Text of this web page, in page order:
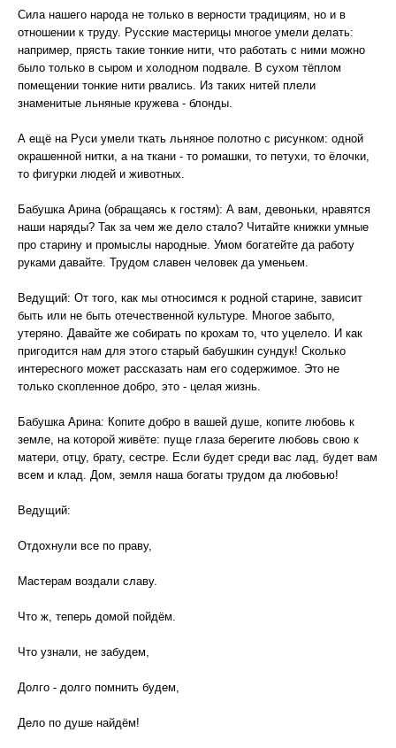
Сила нашего народа не только в верности традициям, но и в
отношении к труду. Русские мастерицы многое умели делать:
например, прясть такие тонкие нити, что работать с ними можно
было только в сыром и холодном подвале. В сухом тёплом
помещении тонкие нити рвались. Из таких нитей плели
знаменитые льняные кружева - блонды.
А ещё на Руси умели ткать льняное полотно с рисунком: одной
окрашенной нитки, а на ткани - то ромашки, то петухи, то ёлочки,
то фигурки людей и животных.
Бабушка Арина (обращаясь к гостям): А вам, девоньки, нравятся
наши наряды? Так за чем же дело стало? Читайте книжки умные
про старину и промыслы народные. Умом богатейте да работу
руками давайте. Трудом славен человек да уменьем.
Ведущий: От того, как мы относимся к родной старине, зависит
быть или не быть отечественной культуре. Многое забыто,
утеряно. Давайте же собирать по крохам то, что уцелело. И как
пригодится нам для этого старый бабушкин сундук! Сколько
интересного может рассказать нам его содержимое. Это не
только скопленное добро, это - целая жизнь.
Бабушка Арина: Копите добро в вашей душе, копите любовь к
земле, на которой живёте: пуще глаза берегите любовь свою к
матери, отцу, брату, сестре. Если будет среди вас лад, будет вам
всем и клад. Дом, земля наша богаты трудом да любовью!
Ведущий:
Отдохнули все по праву,
Мастерам воздали славу.
Что ж, теперь домой пойдём.
Что узнали, не забудем,
Долго - долго помнить будем,
Дело по душе найдём!